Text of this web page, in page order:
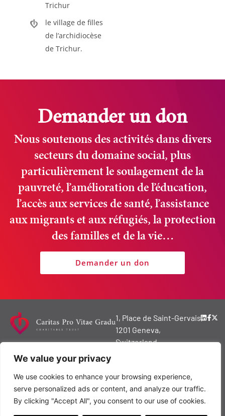
We value your privacy
We use cookies to enhance your browsing experience,
serve personalized ads or content, and analyze our traffic.
By clicking "Accept All", you consent to our use of cookies.
Trichur
le village de filles
de l’archidiocèse
de Trichur.
Demander un don
Nous soutenons des activités dans divers
secteurs du domaine social, plus
particulièrement le soulagement de la
pauvreté, l’amélioration de l’éducation,
l’accès aux services de santé, l’assistance
aux migrants et aux réfugiés, la protection
des familles et de la vie…
Demander un don
1, Place de Saint-Gervais,
1201 Geneva,
Switzerland
Caritas Pro Vitae
Gradu Charitable
Trust